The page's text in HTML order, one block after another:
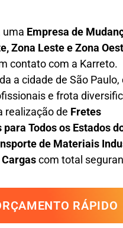
uma Empresa de
Zona Leste e Zona
contato com a Karreto.
a cidade de São Paulo,
e frota
realização de Fretes
Todos os Estados
de Materiais
com total
RÁPIDO